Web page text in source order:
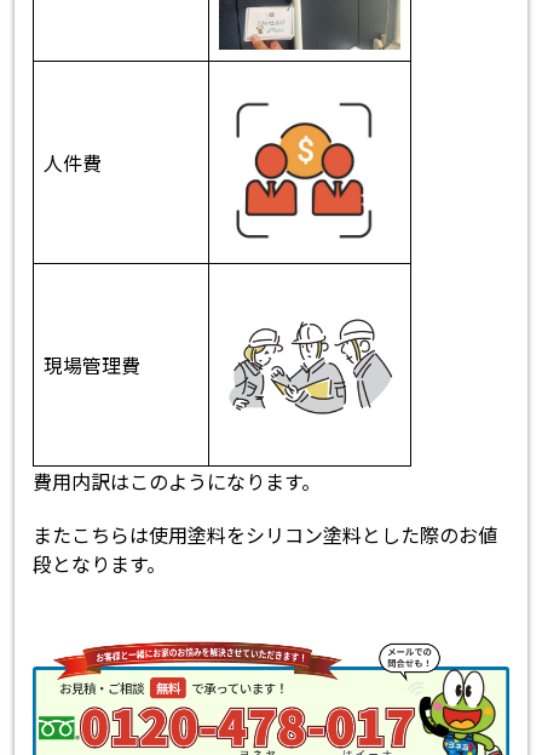
人件費
現場管理費
費用内訳はこのようになります。
またこちらは使用塗料をシリコン塗料とした際のお値
段となります。